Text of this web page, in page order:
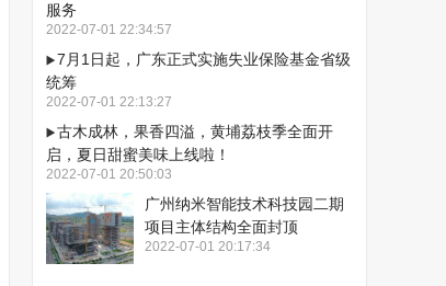
服务
2022-07-01 22:34:57
7月1日起，广东正式实施失业保险基金省级
统筹
2022-07-01 22:13:27
古木成林，果香四溢，黄埔荔枝季全面开
启，夏日甜蜜美味上线啦！
2022-07-01 20:50:03
广州纳米智能技术科技园二期
项目主体结构全面封顶
2022-07-01 20:17:34